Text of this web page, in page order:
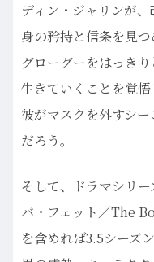
ディン・ジャリンが
身の矜持と信条を見
グローグーをはっき
生きていくことを覚
彼がマスクを外すシ
だろう。
そして、ドラマシリ
バ・フェット／The
を含めれば3.5シーズ